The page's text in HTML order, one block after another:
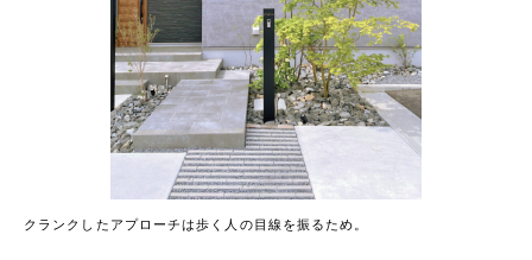
クランクしたアプローチは歩く人の目線を振るため。